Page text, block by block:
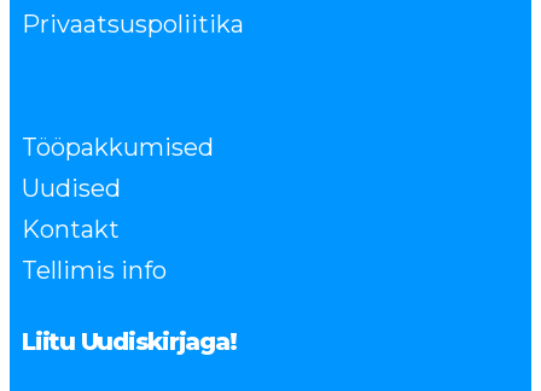
Privaatsuspoliitika
Tööpakkumised
Uudised
Kontakt
Tellimis info
Liitu Uudiskirjaga!